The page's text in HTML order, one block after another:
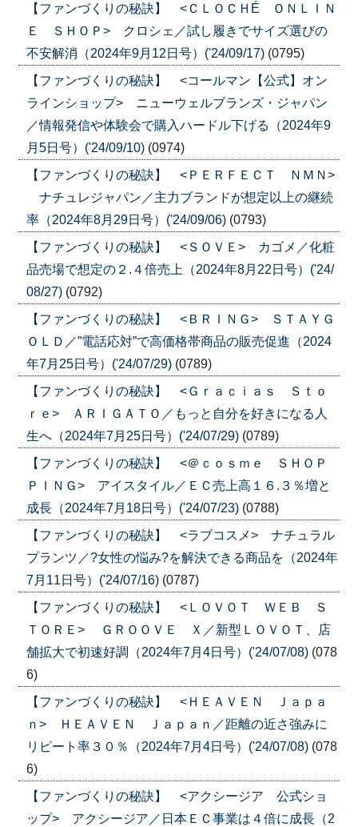
【ファンづくりの秘訣】 <ＣＬＯＣＨÉ ＯＮＬＩＮ
Ｅ ＳＨＯＰ> クロシェ／試し履きでサイズ選びの
不安解消（2024年9月12日号）('24/09/17) (0795)
【ファンづくりの秘訣】 <コールマン【公式】オン
ラインショップ> ニューウェルブランズ・ジャパン
／情報発信や体験会で購入ハードル下げる（2024年9
月5日号）('24/09/10) (0974)
【ファンづくりの秘訣】 <ＰＥＲＦＥＣＴ ＮＭＮ>
ナチュレジャパン／主力ブランドが想定以上の継続
率（2024年8月29日号）('24/09/06) (0793)
【ファンづくりの秘訣】 <ＳＯＶＥ> カゴメ／化粧
品売場で想定の２.４倍売上（2024年8月22日号）('24/
08/27) (0792)
【ファンづくりの秘訣】 <ＢＲＩＮＧ> ＳＴＡＹＧ
ＯＬＤ／”電話応対”で高価格帯商品の販売促進（2024
年7月25日号）('24/07/29) (0789)
【ファンづくりの秘訣】 <Ｇｒａｃｉａｓ Ｓｔｏ
ｒｅ> ＡＲＩＧＡＴＯ／もっと自分を好きになる人
生へ（2024年7月25日号）('24/07/29) (0789)
【ファンづくりの秘訣】 <＠ｃｏｓｍｅ ＳＨＯＰ
ＰＩＮＧ> アイスタイル／ＥＣ売上高１６.３％増と
成長（2024年7月18日号）('24/07/23) (0788)
【ファンづくりの秘訣】 <ラブコスメ> ナチュラル
プランツ／?女性の悩み?を解決できる商品を（2024年
7月11日号）('24/07/16) (0787)
【ファンづくりの秘訣】 <ＬＯＶＯＴ ＷＥＢ Ｓ
ＴＯＲＥ> ＧＲＯＯＶＥ Ｘ／新型ＬＯＶＯＴ、店
舗拡大で初速好調（2024年7月4日号）('24/07/08) (078
6)
【ファンづくりの秘訣】 <ＨＥＡＶＥＮ Ｊａｐａ
ｎ> ＨＥＡＶＥＮ Ｊａｐａｎ／距離の近さ強みに
リピート率３０％（2024年7月4日号）('24/07/08) (078
6)
【ファンづくりの秘訣】 <アクシージア 公式ショ
ップ> アクシージア／日本ＥＣ事業は４倍に成長（2